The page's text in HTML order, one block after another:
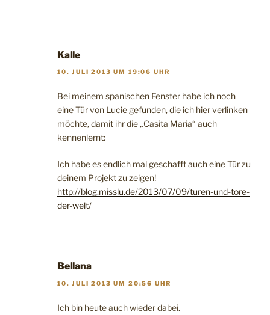
Kalle
10. JULI 2013 UM 19:06 UHR
Bei meinem spanischen Fenster habe ich noch
eine Tür von Lucie gefunden, die ich hier verlinken
möchte, damit ihr die „Casita Maria“ auch
kennenlernt:
Ich habe es endlich mal geschafft auch eine Tür zu
deinem Projekt zu zeigen!
http://blog.misslu.de/2013/07/09/turen-und-tore-
der-welt/
Bellana
10. JULI 2013 UM 20:56 UHR
Ich bin heute auch wieder dabei.